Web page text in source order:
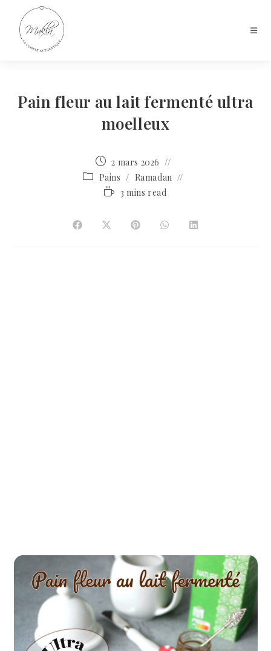
Pain fleur au lait fermenté ultra
moelleux
2 mars 2026
Pains / Ramadan
3 mins read